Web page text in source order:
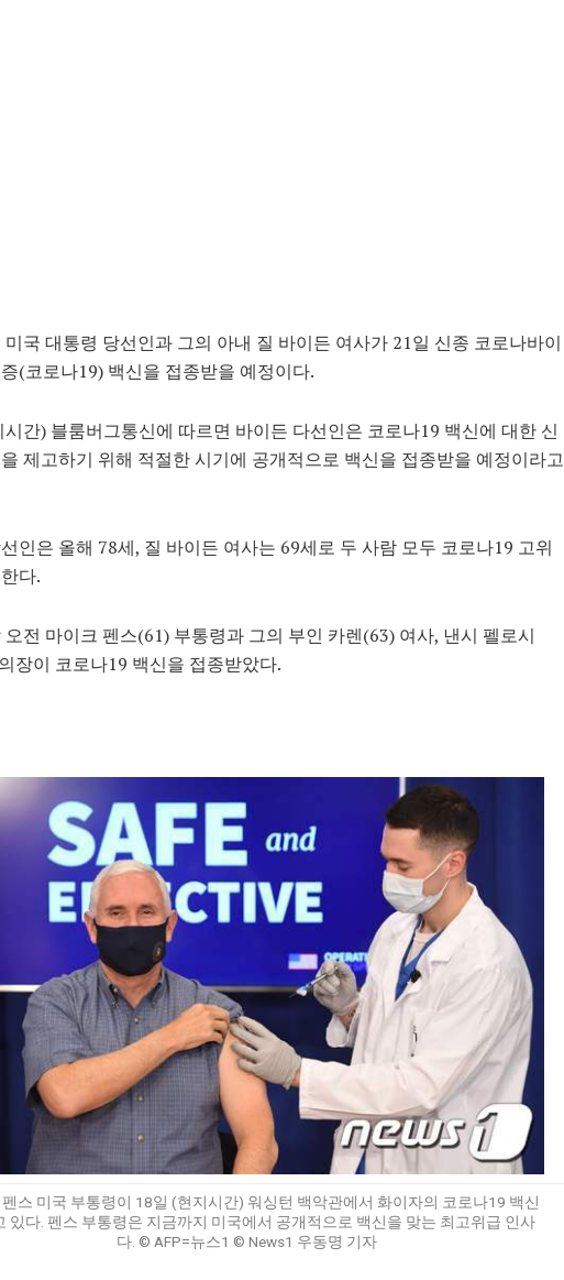
국 대통령 당선인과 그의 아내 질 바이든 여사가 21일 신종 코로나바이
(코로나19) 백신을 접종받을 예정이다.
간) 블룸버그통신에 따르면 바이든 다선인은 코로나19 백신에 대한 신
제고하기 위해 적절한 시기에 공개적으로 백신을 접종받을 예정이라고
인은 올해 78세, 질 바이든 여사는 69세로 두 사람 모두 코로나19 고위
다.
전 마이크 펜스(61) 부통령과 그의 부인 카렌(63) 여사, 낸시 펠로시
장이 코로나19 백신을 접종받았다.
스 미국 부통령이 18일 (현지시간) 워싱턴 백악관에서 화이자의 코로나19 백신
있다. 펜스 부통령은 지금까지 미국에서 공개적으로 백신을 맞는 최고위급 인사
다. © AFP=뉴스1 © News1 우동명 기자